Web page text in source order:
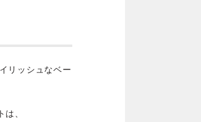
リッシュなベー
、